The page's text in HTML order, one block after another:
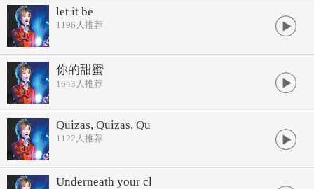
let it be
1196 人推荐
你的甜蜜
1643 人推荐
Quizas, Quizas, Qu
1122 人推荐
Underneath your cl